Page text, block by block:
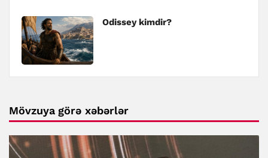
Odissey kimdir?
Mövzuya görə xəbərlər